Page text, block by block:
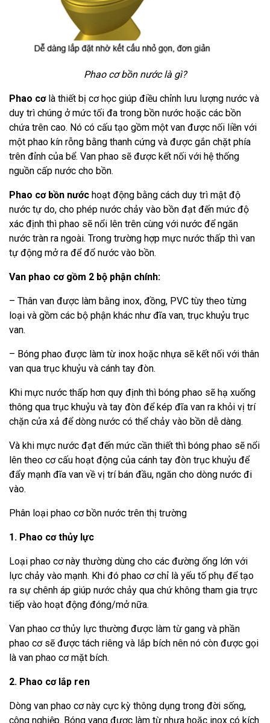
Phao cơ bồn nước là gì?
Phao cơlà thiết bị cơ học giúp điều chỉnh lưu lượng nước và
duy trì chúng ở mức tối đa trong bồn nước hoặc các bồn
chứa trên cao. Nó có cấu tạo gồm một van được nối liền với
một phao kín rỗng bằng thanh cứng và được gắn chặt phía
trên đỉnh của bể. Van phao sẽ được kết nối với hệ thống
nguồn cấp nước cho bồn.
Phao cơ bồn nước hoạt động bằng cách duy trì mật độ
nước tự do, cho phép nước chảy vào bồn đạt đến mức độ
xác định thì phao sẽ nổi lên trên cùng với nước để ngăn
nước tràn ra ngoài. Trong trường hợp mực nước thấp thì van
tự động mở ra để đổ nước vào bồn.
Van phao cơ gồm 2 bộ phận chính:
– Thân van được làm bằng inox, đồng, PVC tùy theo từng
loại và gồm các bộ phận khác như đĩa van, trục khuỷu trục
van.
– Bóng phao được làm từ inox hoặc nhựa sẽ kết nối với thân
van qua trục khuỷu và cánh tay đòn.
Khi mực nước thấp hơn quy định thì bóng phao sẽ hạ xuống
thông qua trục khuỷu và tay đòn để kép đĩa van ra khỏi vị trí
chặn cửa xả để dòng nước có thể chảy vào bồn dễ dàng.
Và khi mực nước đạt đến mức cần thiết thì bóng phao sẽ nổi
lên theo cơ cấu hoạt động của cánh tay đòn trục khuỷu để
đẩy mạnh đĩa van về vị trí bán đầu, ngăn cho dòng nước đi
vào.
Phân loại phao cơ bồn nước trên thị trường
1. Phao cơ thủy lực
Loại phao cơ này thường dùng cho các đường ống lớn với
lực chảy vào mạnh. Khi đó phao cơ chỉ là yếu tố phụ để tạo
ra sự chênh áp giúp nước chảy qua chứ không tham gia trực
tiếp vào hoạt động đóng/mở nữa.
Van phao cơ thủy lực thường được làm từ gang và phần
phao cơ sẽ được tách riêng và lắp bích nên nó còn được gọi
là van phao cơ mặt bích.
2. Phao cơ lắp ren
Dòng van phao cơ này cực kỳ thông dụng trong đời sống,
công nghiệp. Bóng vang được làm từ nhựa hoặc inox có kích